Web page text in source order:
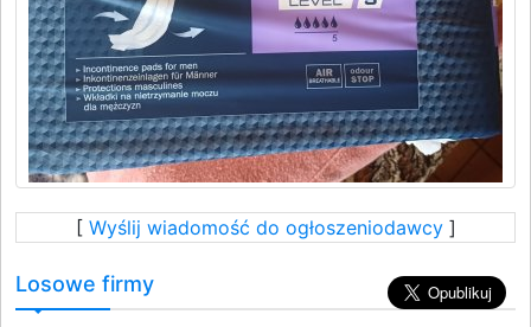
[ Wyślij wiadomość do ogłoszeniodawcy]
Losowe firmy